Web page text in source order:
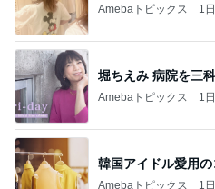
Amebaトピックス 1
堀ちえみ 病院を三
Amebaトピックス 1
韓国アイドル愛用
Amebaトピックス 1